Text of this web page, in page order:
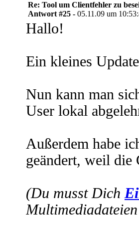
Re: Tool um Clientfehler zu
Antwort #25 - 05.11.09 um
Hallo!
Ein kleines
Nun kann man
User lokal
Außerdem habe
geändert, weil die
(Du musst Dich